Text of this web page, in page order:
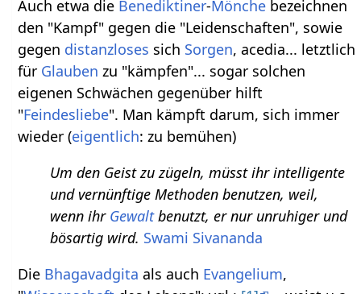
Auch etwa die Benediktiner-Mönche bezeichnen
den "Kampf" gegen die "Leidenschaften", sowie
gegen distanzloses sich Sorgen, acedia... letztlich
für Glauben zu "kämpfen"... sogar solchen
eigenen Schwächen gegenüber hilft
"Feindesliebe". Man kämpft darum, sich immer
wieder (eigentlich: zu bemühen)
Um den Geist zu zügeln, müsst ihr intelligente
und vernünftige Methoden benutzen, weil,
wenn ihr Gewaltbenutzt, er nur unruhiger und
bösartig wird. Swami Sivananda
Die Bhagavadgita als auch Evangelium,